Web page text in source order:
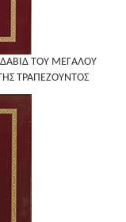
ΤΟΥ ΜΕΓΑΛΟΥ
ΤΡΑΠΕΖΟΥΝΤΟΣ